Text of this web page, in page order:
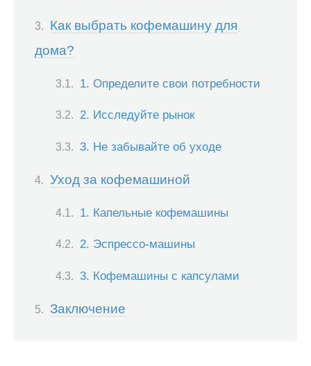
Как выбрать кофемашину для
дома?
1. Определите свои потребности
2. Исследуйте рынок
3. Не забывайте об уходе
Уход за кофемашиной
1. Капельные кофемашины
2. Эспрессо-машины
3. Кофемашины с капсулами
Заключение